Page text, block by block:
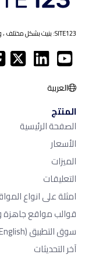
SITE123: بنيت بشكل مختلف ، وبنيت على نحو أفضل.
العربية
المنتج
الصفحة الرئيسية
الأسعار
الميزات
التعليقات
امثلة على انواع
قوالب مواقع جاهزة
سوق التطبيق(English)
آخر التحديثات